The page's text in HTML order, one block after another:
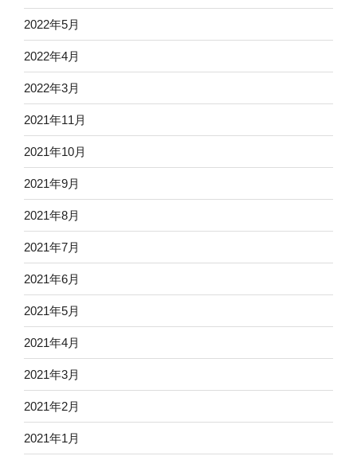
2022年5月
2022年4月
2022年3月
2021年11月
2021年10月
2021年9月
2021年8月
2021年7月
2021年6月
2021年5月
2021年4月
2021年3月
2021年2月
2021年1月